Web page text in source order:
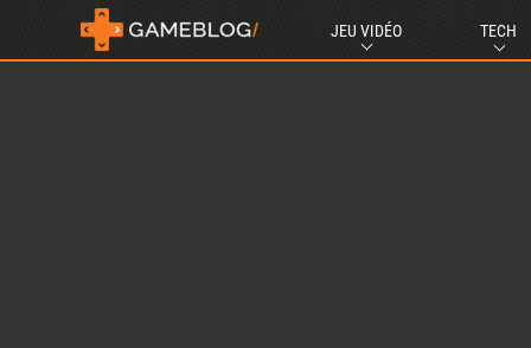
JEU VIDÉO TECH